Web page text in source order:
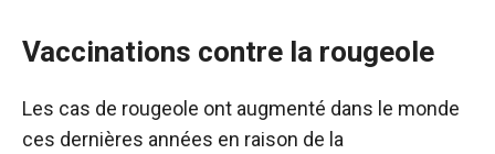
Vaccinations contre la rougeole
Les cas de rougeole ont augmenté dans le monde
ces dernières années en raison de la